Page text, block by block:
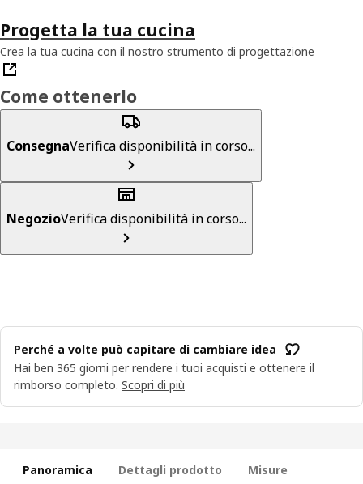
Progetta la tua cucina
Crea la tua cucina con il nostro strumento di progettazione
Come ottenerlo
ConsegnaVerifica disponibilità in corso...
NegozioVerifica disponibilità in corso...
Perché a volte può capitare di cambiare idea
Hai ben 365 giorni per rendere i tuoi acquisti e ottenere il
rimborso completo. Scopri di più
Panoramica Dettagli prodotto Misure